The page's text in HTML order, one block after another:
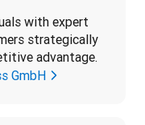
with expert
strategically
advantage.
GmbH